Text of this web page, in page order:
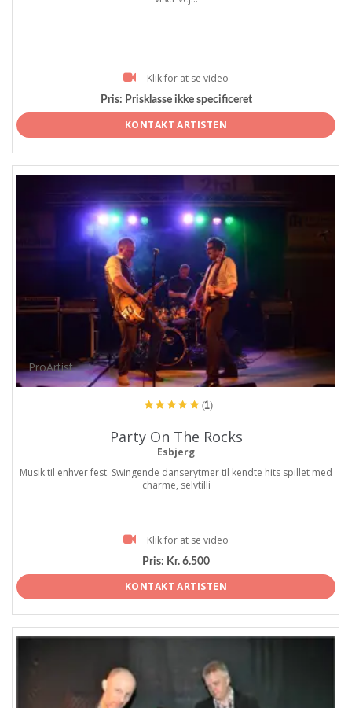
Klik for at se video
Pris: Prisklasse ikke specificeret
KONTAKT ARTISTEN
ProArtist
(1)
Party On The Rocks
Esbjerg
Musik til enhver fest. Swingende danserytmer til kendte hits spillet med
charme, selvtilli
Klik for at se video
Pris: Kr. 6.500
KONTAKT ARTISTEN